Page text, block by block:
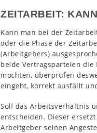
ZEITARBEIT:
Kann man bei der
oder die Phase der
(Arbeitgebers)
beide Vertragsparteien
möchten, überprüfen
eingeht, korrekt ausfällt
Soll das Arbeitsverhältnis
entscheiden. Dieser
Arbeitgeber seinen